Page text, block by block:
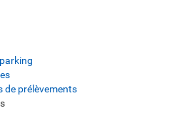
de prélèvements